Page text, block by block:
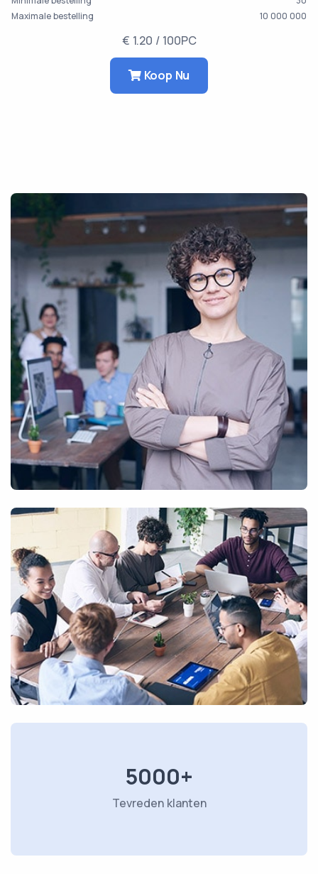
Maximale bestelling
10 000 000
€ 1.20 / 100PC
Koop Nu
5000+
Tevreden klanten